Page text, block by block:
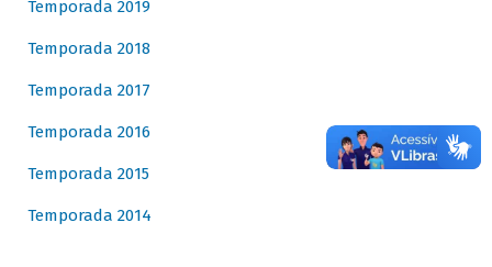
Temporada 2019
Temporada 2018
Temporada 2017
Temporada 2016
Temporada 2015
Temporada 2014